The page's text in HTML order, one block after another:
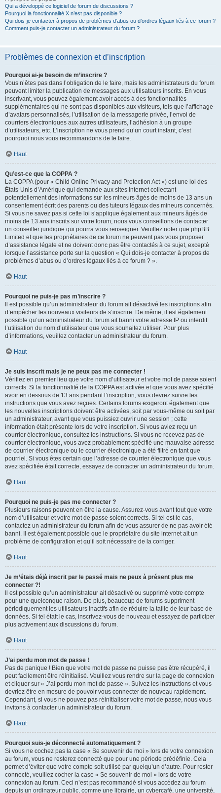
Qui a développé ce logiciel de forum de discussions ?
Pourquoi la fonctionnalité X n’est pas disponible ?
Qui dois-je contacter à propos de problèmes d’abus ou d’ordres légaux liés à ce forum ?
Comment puis-je contacter un administrateur du forum ?
Problèmes de connexion et d’inscription
Pourquoi ai-je besoin de m’inscrire ?
Vous n’êtes pas dans l’obligation de le faire, mais les administrateurs du forum
peuvent limiter la publication de messages aux utilisateurs inscrits. En vous
inscrivant, vous pouvez également avoir accès à des fonctionnalités
supplémentaires qui ne sont pas disponibles aux visiteurs, tels que l’affichage
d’avatars personnalisés, l’utilisation de la messagerie privée, l’envoi de
courriers électroniques aux autres utilisateurs, l’adhésion à un groupe
d’utilisateurs, etc. L’inscription ne vous prend qu’un court instant, c’est
pourquoi nous vous recommandons de le faire.
Haut
Qu’est-ce que la COPPA ?
La COPPA (pour « Child Online Privacy and Protection Act ») est une loi des
États-Unis d’Amérique qui demande aux sites internet collectant
potentiellement des informations sur les mineurs âgés de moins de 13 ans un
consentement écrit des parents ou des tuteurs légaux des mineurs concernés.
Si vous ne savez pas si cette loi s’applique également aux mineurs âgés de
moins de 13 ans inscrits sur votre forum, nous vous conseillons de contacter
un conseiller juridique qui pourra vous renseigner. Veuillez noter que phpBB
Limited et que les propriétaires de ce forum ne peuvent pas vous proposer
d’assistance légale et ne doivent donc pas être contactés à ce sujet, excepté
lorsque l’assistance porte sur la question « Qui dois-je contacter à propos de
problèmes d’abus ou d’ordres légaux liés à ce forum ? ».
Haut
Pourquoi ne puis-je pas m’inscrire ?
Il est possible qu’un administrateur du forum ait désactivé les inscriptions afin
d’empêcher les nouveaux visiteurs de s’inscrire. De même, il est également
possible qu’un administrateur du forum ait banni votre adresse IP ou interdit
l’utilisation du nom d’utilisateur que vous souhaitez utiliser. Pour plus
d’informations, veuillez contacter un administrateur du forum.
Haut
Je suis inscrit mais je ne peux pas me connecter !
Vérifiez en premier lieu que votre nom d’utilisateur et votre mot de passe soient
corrects. Si la fonctionnalité de la COPPA est activée et que vous avez spécifié
avoir en dessous de 13 ans pendant l’inscription, vous devrez suivre les
instructions que vous avez reçues. Certains forums exigeront également que
les nouvelles inscriptions doivent être activées, soit par vous-même ou soit par
un administrateur, avant que vous puissiez ouvrir une session ; cette
information était présente lors de votre inscription. Si vous aviez reçu un
courrier électronique, consultez les instructions. Si vous ne recevez pas de
courrier électronique, vous avez probablement spécifié une mauvaise adresse
de courrier électronique ou le courrier électronique a été filtré en tant que
pourriel. Si vous êtes certain que l’adresse de courrier électronique que vous
avez spécifiée était correcte, essayez de contacter un administrateur du forum.
Haut
Pourquoi ne puis-je pas me connecter ?
Plusieurs raisons peuvent en être la cause. Assurez-vous avant tout que votre
nom d’utilisateur et votre mot de passe soient corrects. Si tel est le cas,
contactez un administrateur du forum afin de vous assurer de ne pas avoir été
banni. Il est également possible que le propriétaire du site internet ait un
problème de configuration et qu’il soit nécessaire de la corriger.
Haut
Je m’étais déjà inscrit par le passé mais ne peux à présent plus me
connecter ?!
Il est possible qu’un administrateur ait désactivé ou supprimé votre compte
pour une quelconque raison. De plus, beaucoup de forums suppriment
périodiquement les utilisateurs inactifs afin de réduire la taille de leur base de
données. Si tel était le cas, inscrivez-vous de nouveau et essayez de participer
plus activement aux discussions du forum.
Haut
J’ai perdu mon mot de passe !
Pas de panique ! Bien que votre mot de passe ne puisse pas être récupéré, il
peut facilement être réinitialisé. Veuillez vous rendre sur la page de connexion
et cliquer sur « J’ai perdu mon mot de passe ». Suivez les instructions et vous
devriez être en mesure de pouvoir vous connecter de nouveau rapidement.
Cependant, si vous ne pouvez pas réinitialiser votre mot de passe, nous vous
invitons à contacter un administrateur du forum.
Haut
Pourquoi suis-je déconnecté automatiquement ?
Si vous ne cochez pas la case « Se souvenir de moi » lors de votre connexion
au forum, vous ne resterez connecté que pour une période prédéfinie. Cela
permet d’éviter que votre compte soit utilisé par quelqu’un d’autre. Pour rester
connecté, veuillez cocher la case « Se souvenir de moi » lors de votre
connexion au forum. Ceci n’est pas recommandé si vous accédez au forum
depuis un ordinateur public, comme une librairie, un cybercafé, une université,